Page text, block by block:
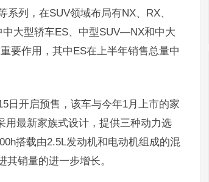
列，在SUV领域布局有NX、RX、
大型轿车ES、中型SUV—NX和中大
要作用，其中ES在上半年销售总量中
开启预售，该车与今年1月上市的家
用最新家族式设计，提供三种动力选
搭载由2.5L发动机和电动机组成的混
销量的进一步增长。